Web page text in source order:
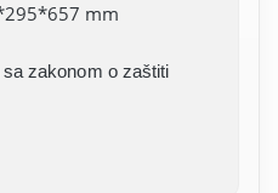
mm
zakonom o zaštiti